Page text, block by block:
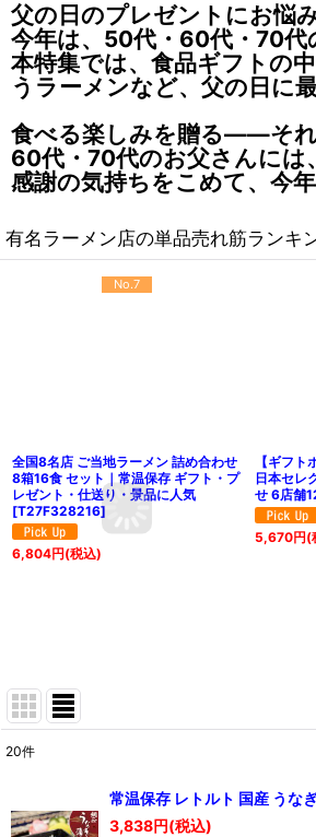
父の日のプレゼントにお悩
今年は、50代・60代・70代
本特集では、食品ギフトの
うラーメンなど、父の日に
食べる楽しみを贈る——それ
60代・70代のお父さんには
感謝の気持ちをこめて、今
有名ラーメン店の単品売れ筋ランキ
No.7
全国8名店 ご当地ラーメン 詰め合わせ
8箱16食 セット｜常温保存 ギフト・プ
レゼント・仕送り・景品に人気
[T27F328216]
6,804円(税込)
【ギフ
日本セレ
せ 6店舗
5,670円(
在庫あり
20件
常温保存 レトルト 国産 う
3,838円(税込)